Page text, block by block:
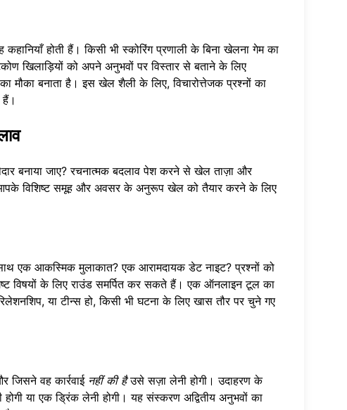
होती हैं। किसी भी स्कोरिंग प्रणाली के बिना खेलना गेम का
खिलाड़ियों को अपने अनुभवों पर विस्तार से बताने के लिए
मौका बनाता है। इस खेल शैली के लिए, विचारोत्तेजक प्रश्नों का
बनाया जाए? रचनात्मक बदलाव पेश करने से खेल ताज़ा और
आपके विशिष्ट समूह और अवसर के अनुरूप खेल को तैयार करने के लिए
एक आकस्मिक मुलाकात? एक आरामदायक डेट नाइट? प्रश्नों को
विषयों के लिए राउंड समर्पित कर सकते हैं। एक ऑनलाइन टूल का
या टीन्स हो, किसी भी घटना के लिए खास तौर पर चुने गए
वह कार्रवाई नहीं की हैउसे सज़ा लेनी होगी। उदाहरण के
या एक ड्रिंक लेनी होगी। यह संस्करण अद्वितीय अनुभवों का